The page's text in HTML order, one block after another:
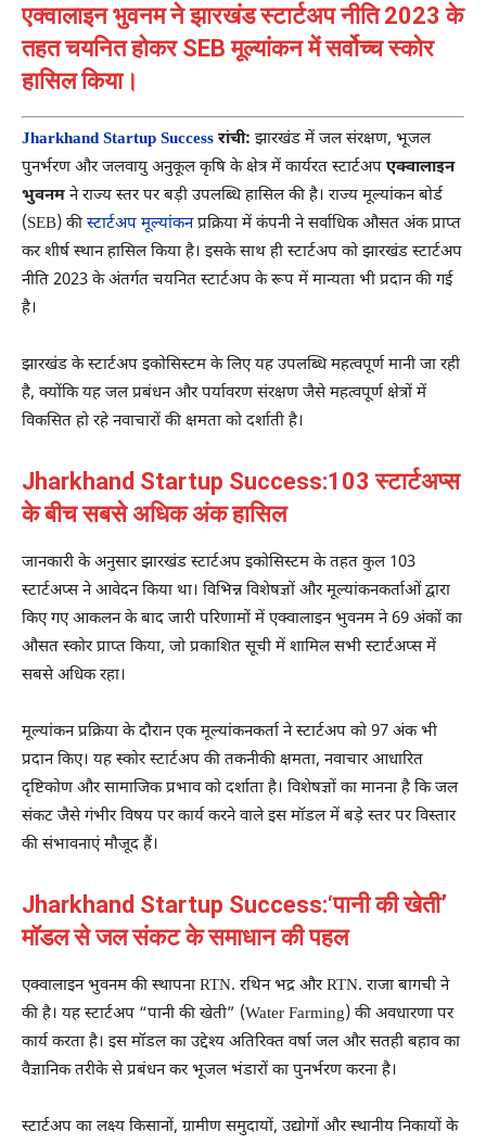
एक्वालाइन भुवनम ने झारखंड स्टार्टअप नीति 2023 के
तहत चयनित होकर SEB मूल्यांकन में सर्वोच्च स्कोर
हासिल किया।
Jharkhand Startup Success रांची: झारखंड में जल संरक्षण, भूजल
पुनर्भरण और जलवायु अनुकूल कृषि के क्षेत्र में कार्यरत स्टार्टअप एक्वालाइन
भुवनम ने राज्य स्तर पर बड़ी उपलब्धि हासिल की है। राज्य मूल्यांकन बोर्ड
(SEB) की स्टार्टअप मूल्यांकनप्रक्रिया में कंपनी ने सर्वाधिक औसत अंक प्राप्त
कर शीर्ष स्थान हासिल किया है। इसके साथ ही स्टार्टअप को झारखंड स्टार्टअप
नीति 2023 के अंतर्गत चयनित स्टार्टअप के रूप में मान्यता भी प्रदान की गई
है।
झारखंड के स्टार्टअप इकोसिस्टम के लिए यह उपलब्धि महत्वपूर्ण मानी जा रही
है, क्योंकि यह जल प्रबंधन और पर्यावरण संरक्षण जैसे महत्वपूर्ण क्षेत्रों में
विकसित हो रहे नवाचारों की क्षमता को दर्शाती है।
Jharkhand Startup Success:103 स्टार्टअप्स
के बीच सबसे अधिक अंक हासिल
जानकारी के अनुसार झारखंड स्टार्टअप इकोसिस्टम के तहत कुल 103
स्टार्टअप्स ने आवेदन किया था। विभिन्न विशेषज्ञों और मूल्यांकनकर्ताओं द्वारा
किए गए आकलन के बाद जारी परिणामों में एक्वालाइन भुवनम ने 69 अंकों का
औसत स्कोर प्राप्त किया, जो प्रकाशित सूची में शामिल सभी स्टार्टअप्स में
सबसे अधिक रहा।
मूल्यांकन प्रक्रिया के दौरान एक मूल्यांकनकर्ता ने स्टार्टअप को 97 अंक भी
प्रदान किए। यह स्कोर स्टार्टअप की तकनीकी क्षमता, नवाचार आधारित
दृष्टिकोण और सामाजिक प्रभाव को दर्शाता है। विशेषज्ञों का मानना है कि जल
संकट जैसे गंभीर विषय पर कार्य करने वाले इस मॉडल में बड़े स्तर पर विस्तार
की संभावनाएं मौजूद हैं।
Jharkhand Startup Success:‘पानी की खेती’
मॉडल से जल संकट के समाधान की पहल
एक्वालाइन भुवनम की स्थापना RTN. रथिन भद्र और RTN. राजा बागची ने
की है। यह स्टार्टअप “पानी की खेती” (Water Farming) की अवधारणा पर
कार्य करता है। इस मॉडल का उद्देश्य अतिरिक्त वर्षा जल और सतही बहाव का
वैज्ञानिक तरीके से प्रबंधन कर भूजल भंडारों का पुनर्भरण करना है।
स्टार्टअप का लक्ष्य किसानों, ग्रामीण समुदायों, उद्योगों और स्थानीय निकायों के